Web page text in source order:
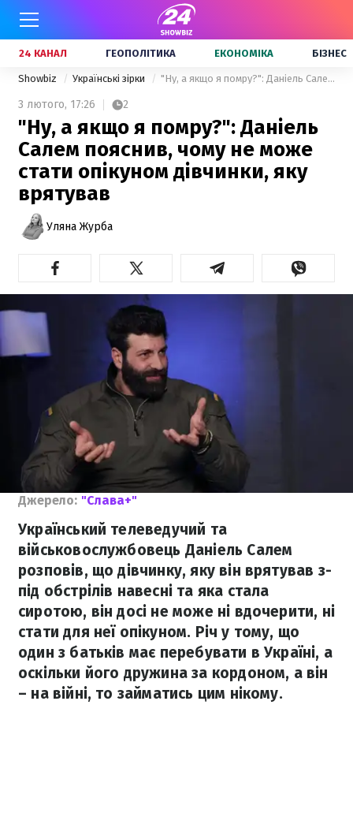
24 КАНАЛ ГЕОПОЛІТИКА ЕКОНОМІКА БІЗНЕС
Showbiz Українські зірки "Ну, а якщо я помру?": Даніель Салем пояснив, чому не може стати опікуном дівчинки, яку врятував
3 лютого, 17:26 2
"Ну, а якщо я помру?": Даніель
Салем пояснив, чому не може
стати опікуном дівчинки, яку
врятував
Уляна Журба
Джерело: "Слава+"
Український телеведучий та
військовослужбовець Даніель Салем
розповів, що дівчинку, яку він врятував з-
під обстрілів навесні та яка стала
сиротою, він досі не може ні вдочерити, ні
стати для неї опікуном. Річ у тому, що
один з батьків має перебувати в Україні, а
оскільки його дружина за кордоном, а він
– на війні, то займатись цим нікому.